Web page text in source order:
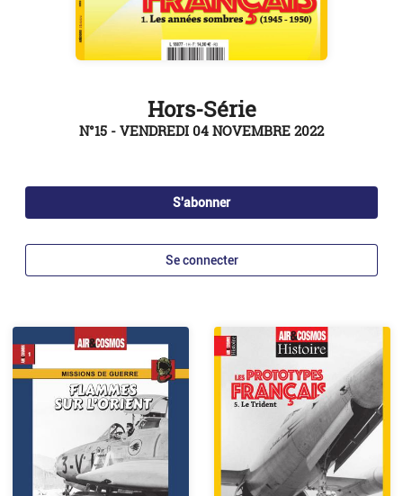
Hors-Série
N°15 - VENDREDI 04 NOVEMBRE 2022
S'abonner
Se connecter